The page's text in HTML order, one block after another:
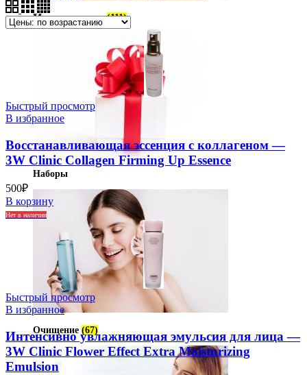
Маски для лица(111)
Наборы
Очищение (67)
Быстрый просмотр
В избранное
Восстанавливающая эссенция с коллагеном —
3W Clinic Collagen Firming Up Essence
500₽
В корзину
Нет в наличии
Быстрый просмотр
В избранное
Интенсивно увлажняющая эмульсия для лица —
3W Clinic Flower Effect Extra Moisturizing
Emulsion